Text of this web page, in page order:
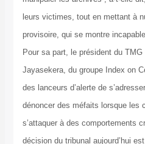
leurs victimes, tout en mettant à
provisoire, qui se montre incapable
Pour sa part, le président du TMG
Jayasekera, du groupe Index on
des lanceurs d’alerte de
dénoncer des méfaits lorsque les
s’attaquer à des comportements
décision du tribunal aujourd’hui